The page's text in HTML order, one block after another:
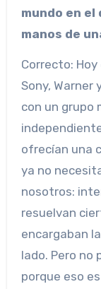
mundo en
manos de
Correcto:
Sony, Warner
con un grupo
ofrecían una
ya no
nosotros:
resuelvan
encargaban
lado. Pero no
porque eso